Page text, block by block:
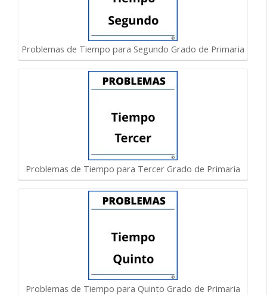
Problemas de Tiempo para Segundo Grado de Primaria
Problemas de Tiempo para Tercer Grado de Primaria
Problemas de Tiempo para Quinto Grado de Primaria